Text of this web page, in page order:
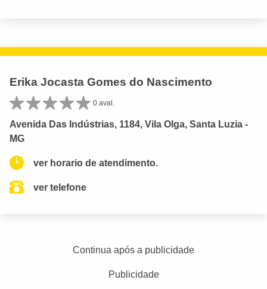
Erika Jocasta Gomes do Nascimento
0 aval.
Avenida Das Indústrias, 1184, Vila Olga, Santa Luzia -
MG
ver horario de atendimento.
ver telefone
Continua após a publicidade
Publicidade